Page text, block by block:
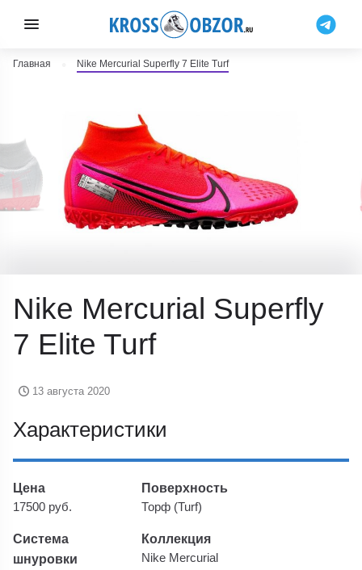
Главная Nike Mercurial Superfly 7 Elite Turf
Nike Mercurial Superfly
7 Elite Turf
13 августа 2020
Характеристики
Цена
17500 руб.
Поверхность
Торф (Turf)
Система
шнуровки
Коллекция
Nike Mercurial